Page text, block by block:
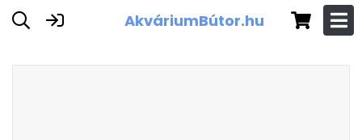
AkváriumBútor.hu